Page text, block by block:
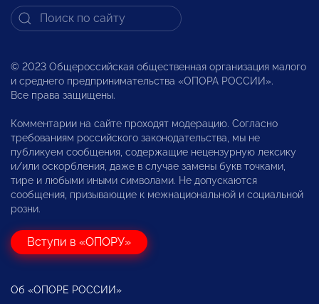
© 2023 Общероссийская общественная организация малого
и среднего предпринимательства «ОПОРА РОССИИ».
Все права защищены.
Комментарии на сайте проходят модерацию. Согласно
требованиям российского законодательства, мы не
публикуем сообщения, содержащие нецензурную лексику
и/или оскорбления, даже в случае замены букв точками,
тире и любыми иными символами. Не допускаются
сообщения, призывающие к межнациональной и социальной
розни.
Вступи в «ОПОРУ»
Об «ОПОРЕ РОССИИ»